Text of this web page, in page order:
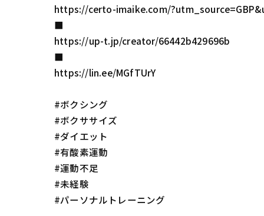
https://certo-imaike.com/
■
https://up-t.jp/creator/66442b429696b
■
https://lin.ee/MGfTUrY
#ボクシング
#ボクササイズ
#ダイエット
#有酸素運動
#運動不足
#未経験
#パーソナルトレーニング